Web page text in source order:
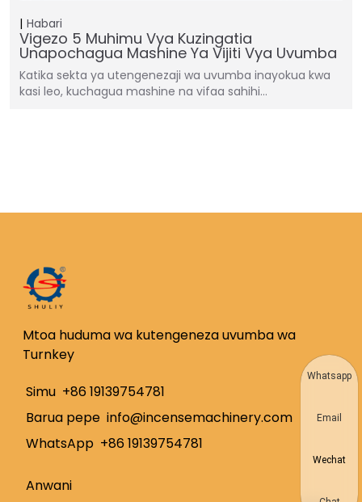
Habari
Vigezo 5 Muhimu Vya Kuzingatia
Unapochagua Mashine Ya Vijiti Vya Uvumba
Katika sekta ya utengenezaji wa uvumba inayokua kwa
kasi leo, kuchagua mashine na vifaa sahihi…
Mtoa huduma wa kutengeneza uvumba wa
Turnkey
Simu +86 19139754781
Barua pepe info@incensemachinery.com
WhatsApp +86 19139754781
Anwani
Whatsapp
Email
Wechat